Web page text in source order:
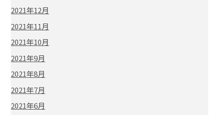
2021年12月
2021年11月
2021年10月
2021年9月
2021年8月
2021年7月
2021年6月